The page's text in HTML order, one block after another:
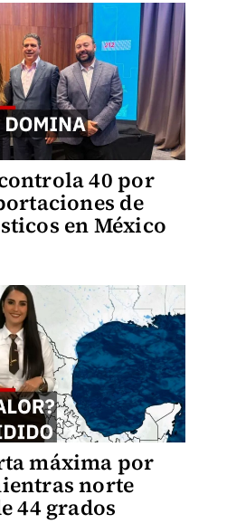
40 por
de
en México
máxima por
norte
44 grados